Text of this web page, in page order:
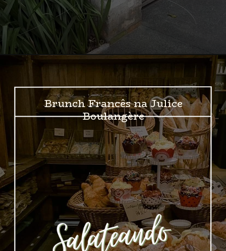
Opening
Brunch Francês na Julice
Boulangère